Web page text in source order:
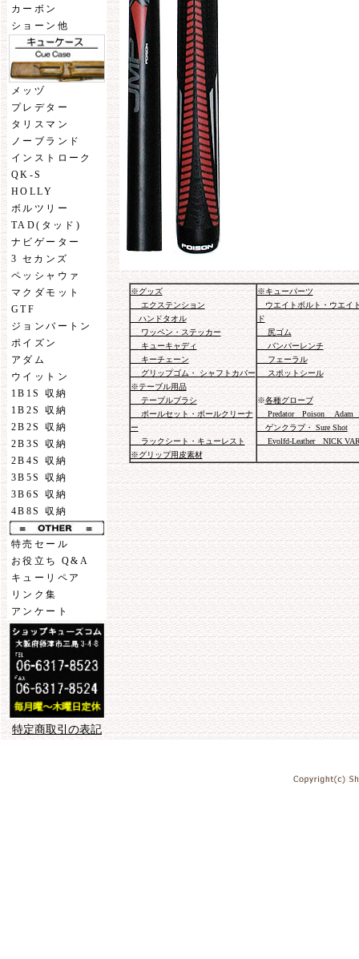
カーボン
ショーン他
メッヅ
プレデター
タリスマン
ノーブランド
インストローク
QK-S
HOLLY
ボルツリー
TAD(タッド)
ナビゲーター
3 セカンズ
ペッシャウァ
マクダモット
GTF
ジョンバートン
ポイズン
アダム
ウイットン
1B1S 収納
1B2S 収納
2B2S 収納
2B3S 収納
2B4S 収納
3B5S 収納
3B6S 収納
4B8S 収納
特売セール
お役立ち Q&A
キューリペア
リンク集
アンケート
特定商取引の表記
※グッズ
エクステンション
ハンドタオル
ワッペン・ステッカー
キューキャディ
キーチェーン
グリップゴム・ シャフトカバー
※テーブル用品
テーブルブラシ
ボールセット・ボールクリーナ
ー
ラックシート・キューレスト
※グリップ用皮素材
※キューパーツ
ウエイトボルト・ウエイ
ド
尻ゴム
バンパーレンチ
フェーラル
スポットシール
※各種グローブ
Predator Poison
ゲンクラブ・ Sure Shot
Evolfd-Leather NICK